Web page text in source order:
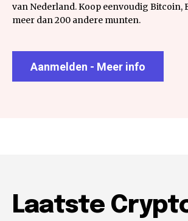
van Nederland. Koop eenvoudig Bitcoin,
meer dan 200 andere munten.
Aanmelden - Meer info
Laatste